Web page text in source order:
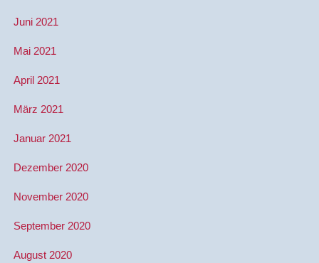
Juni 2021
Mai 2021
April 2021
März 2021
Januar 2021
Dezember 2020
November 2020
September 2020
August 2020